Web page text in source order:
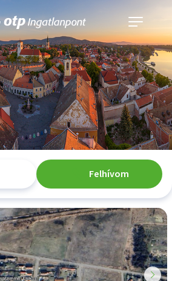
Navigáció
kinyitása
Felhívom